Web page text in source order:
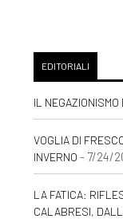
EDITORIALI
IL NEGAZIONISMO
VOGLIA DI
INVERNO - 7/24/
LA FATICA:
CALABRESI,